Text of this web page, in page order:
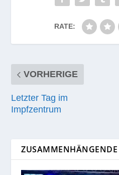
RATE:
VORHERIGE
Letzter Tag im
Impfzentrum
ZUSAMMENHÄNGENDE